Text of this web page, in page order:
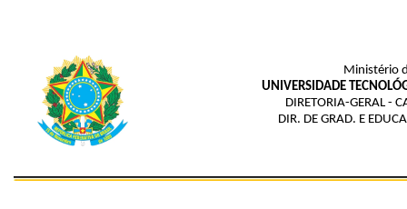
Ministério
UNIVERSIDADE
DIRETORIA-GERAL -
DIR. DE GRAD. E